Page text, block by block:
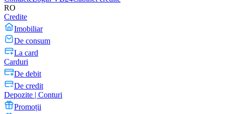
RO
Credite
Imobiliar
De consum
La card
Carduri
De debit
De credit
Depozite | Conturi
Promoții